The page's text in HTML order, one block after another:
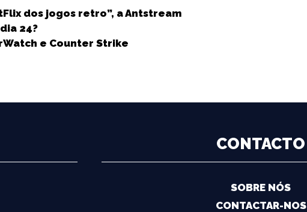
dos jogos retro”, a Antstream
24?
e Counter Strike
CONTACTO
SOBRE NÓS
CONTACTAR-NOS